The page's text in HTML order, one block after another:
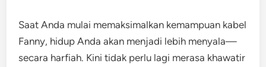
Saat Anda mulai memaksimalkan kemampuan kabel
Fanny, hidup Anda akan menjadi lebih menyala—
secara harfiah. Kini tidak perlu lagi merasa khawatir